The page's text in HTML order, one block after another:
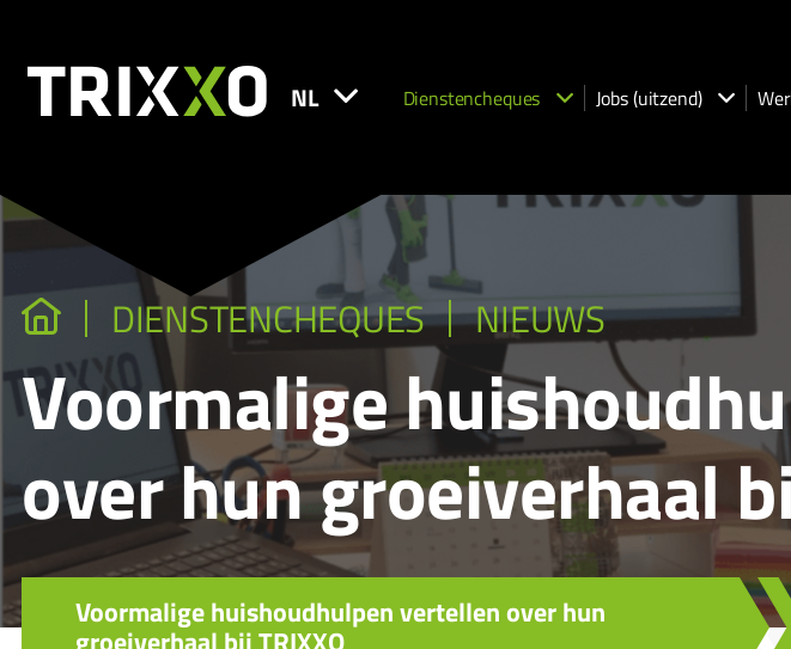
NL Dienstencheques Jobs (uitzend)
DIENSTENCHEQUES NIEUWS
Voormalige
over hun groeiverhaal
Voormalige huishoudhulpen vertellen over hun